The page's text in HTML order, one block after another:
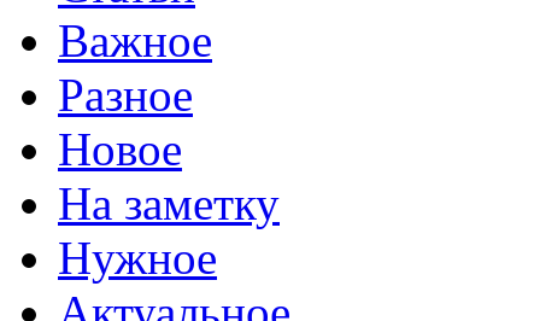
Важное
Разное
Новое
На заметку
Нужное